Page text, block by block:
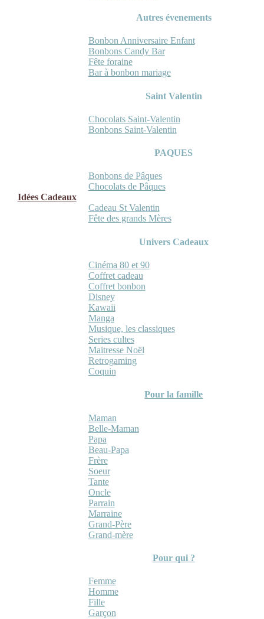
Autres évenements
Bonbon Anniversaire Enfant
Bonbons Candy Bar
Fête foraine
Bar à bonbon mariage
Saint Valentin
Chocolats Saint-Valentin
Bonbons Saint-Valentin
PAQUES
Bonbons de Pâques
Chocolats de Pâques
Idées Cadeaux
Cadeau St Valentin
Fête des grands Mères
Univers Cadeaux
Cinéma 80 et 90
Coffret cadeau
Coffret bonbon
Disney
Kawaii
Manga
Musique, les classiques
Series cultes
Maitresse Noël
Retrogaming
Coquin
Pour la famille
Maman
Belle-Maman
Papa
Beau-Papa
Frère
Soeur
Tante
Oncle
Parrain
Marraine
Grand-Père
Grand-mère
Pour qui ?
Femme
Homme
Fille
Garçon